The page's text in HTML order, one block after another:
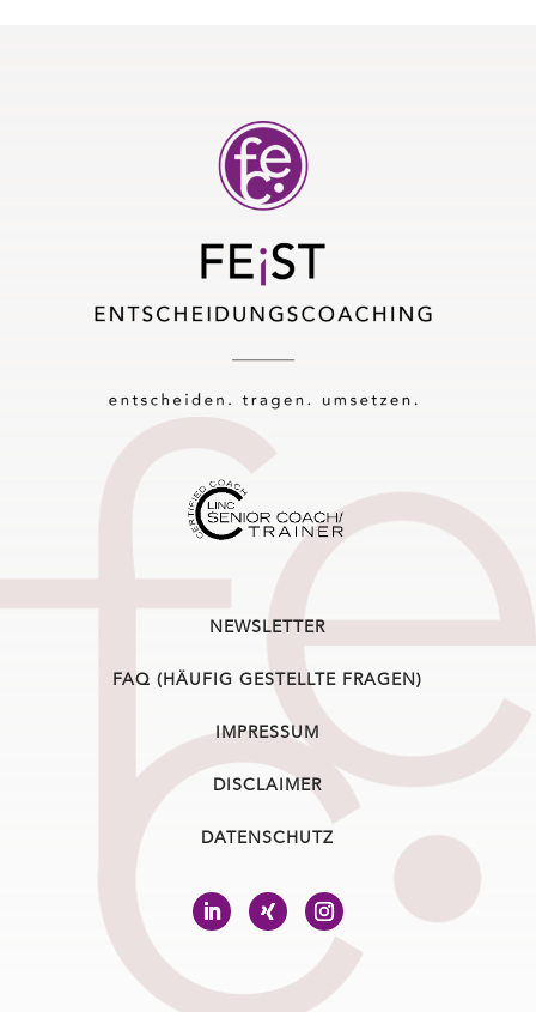
NEWSLETTER
FAQ (HÄUFIG GESTELLTE FRAGEN)
IMPRESSUM
DISCLAIMER
DATENSCHUTZ